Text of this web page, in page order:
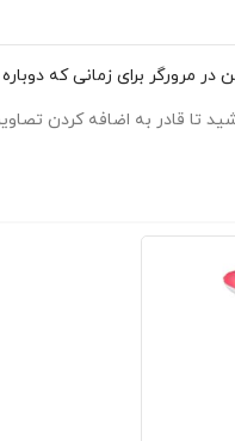
در مرورگر برای زمانی که
تا قادر به اضافه کردن